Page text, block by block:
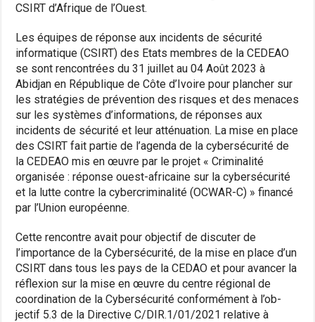
CSIRT d’Afrique de l’Ouest.
Les équipes de réponse aux incidents de sécurité
informatique (CSIRT) des Etats membres de la CEDEAO
se sont rencontrées du 31 juillet au 04 Août 2023 à
Abidjan en République de Côte d’Ivoire pour plancher sur
les stratégies de prévention des risques et des menaces
sur les systèmes d’informations, de réponses aux
incidents de sécurité et leur atténuation. La mise en place
des CSIRT fait partie de l’agenda de la cybersécurité de
la CEDEAO mis en œuvre par le projet « Criminalité
organisée : réponse ouest-africaine sur la cybersécurité
et la lutte contre la cybercriminalité (OCWAR-C) » financé
par l’Union européenne.
Cette rencontre avait pour objectif de discuter de
l’importance de la Cybersécurité, de la mise en place d’un
CSIRT dans tous les pays de la CEDAO et pour avancer la
réflexion sur la mise en œuvre du centre régional de
coordination de la Cybersécurité conformément à l’ob-
jectif 5.3 de la Directive C/DIR.1/01/2021 relative à